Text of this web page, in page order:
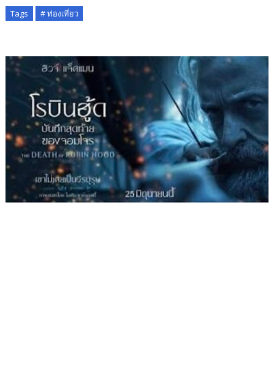
Tags # ท่องเที่ยว